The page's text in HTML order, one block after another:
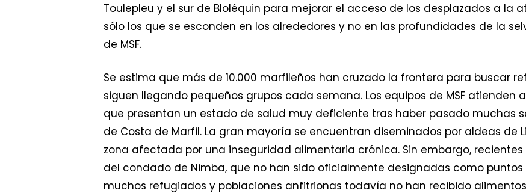
Toulepleu y el sur de Bloléquin para mejorar el acceso de los desplazados a la
sólo los que se esconden en los alrededores y no en las profundidades de la
de MSF.
Se estima que más de 10.000 marfileños han cruzado la frontera para buscar
siguen llegando pequeños grupos cada semana. Los equipos de MSF atienden
que presentan un estado de salud muy deficiente tras haber pasado muchas
de Costa de Marfil. La gran mayoría se encuentran diseminados por aldeas de
zona afectada por una inseguridad alimentaria crónica. Sin embargo, recientes
del condado de Nimba, que no han sido oficialmente designadas como
muchos refugiados y poblaciones anfitrionas todavía no han recibido